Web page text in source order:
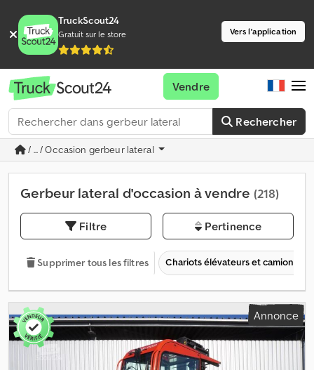
TruckScout24
Gratuit sur le store Vers l'application
Rechercher
Vendre
/ ... / Occasion gerbeur lateral
Gerbeur lateral d'occasion à vendre (218)
Filtre Pertinence
Supprimer tous les filtres Chariots élévateurs et camions
Annonce